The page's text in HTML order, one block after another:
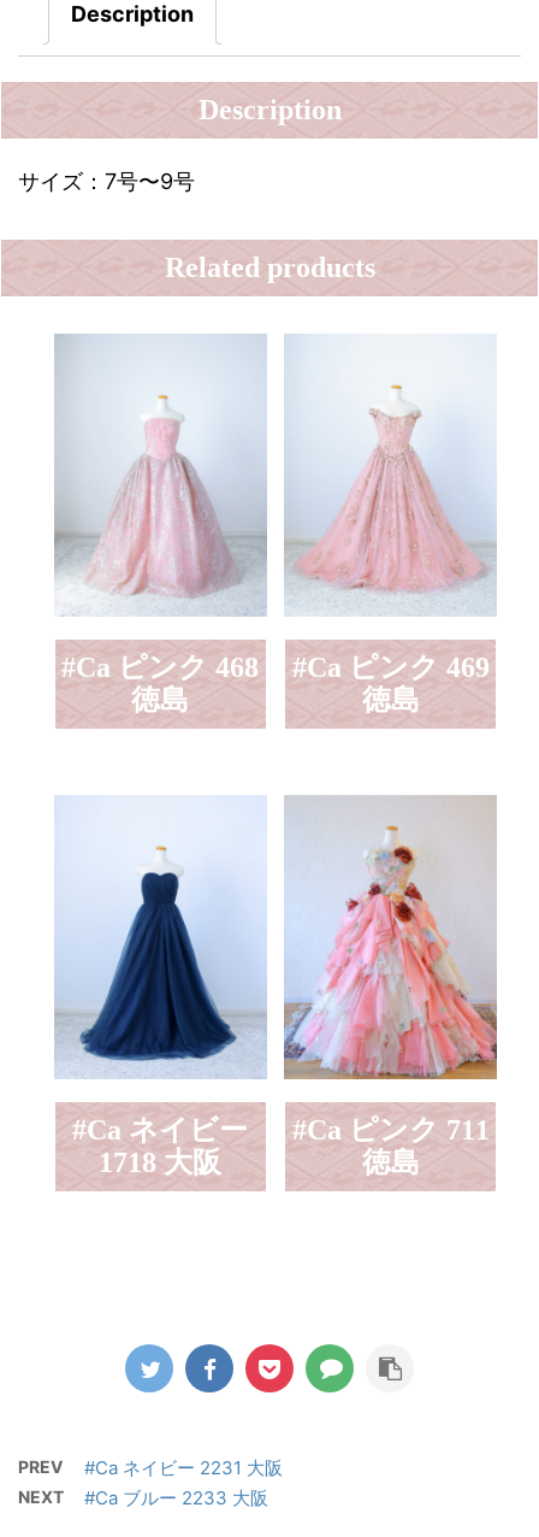
Description
Description
サイズ：7号〜9号
Related products
#Ca ピンク 468
徳島
#Ca ピンク 469
徳島
#Ca ネイビー
1718 大阪
#Ca ピンク 711
徳島
PREV #Ca ネイビー 2231 大阪
NEXT #Ca ブルー 2233 大阪